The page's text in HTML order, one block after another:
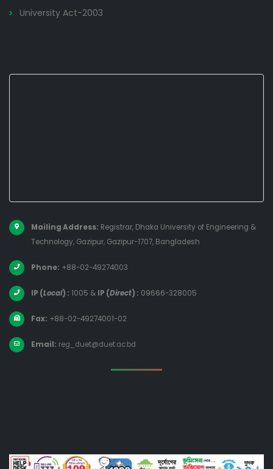
University Act-2003
Mailing Address: Registrar, Dhaka University of Engineering &
Technology, Gazipur, Gazipur-1707, Bangladesh
Phone: +88-02-49274003
IP (Local) : 1005 & IP (Direct) : 09666-328005
Fax: +88-02-49274001-02
Email: reg_duet@duet.ac.bd